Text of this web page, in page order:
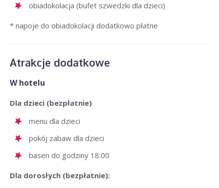
obiadokolacja (bufet szwedzki dla dzieci)
* napoje do obiadokolacji dodatkowo płatne
Atrakcje dodatkowe
W hotelu
Dla dzieci (bezpłatnie)
menu dla dzieci
pokój zabaw dla dzieci
basen do godziny 18:00
Dla dorosłych (bezpłatnie):